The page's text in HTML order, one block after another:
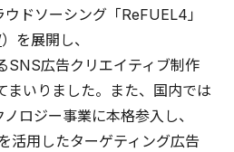
ドソーシング「ReFUEL4」
）を展開し、
SNS広告クリエイティブ制作
まいりました。また、国内では
ロジー事業に本格参入し、
活用したターゲティング広告